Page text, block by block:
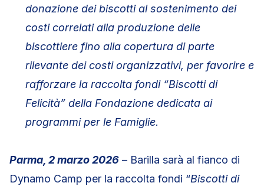
donazione dei biscotti al sostenimento dei
costi correlati alla produzione delle
biscottiere fino alla copertura di parte
rilevante dei costi organizzativi, per favorire e
rafforzare la raccolta fondi “Biscotti di
Felicità” della Fondazione dedicata ai
programmi per le Famiglie.
Parma, 2 marzo 2026 – Barilla sarà al fianco di
Dynamo Camp per la raccolta fondi “Biscotti di